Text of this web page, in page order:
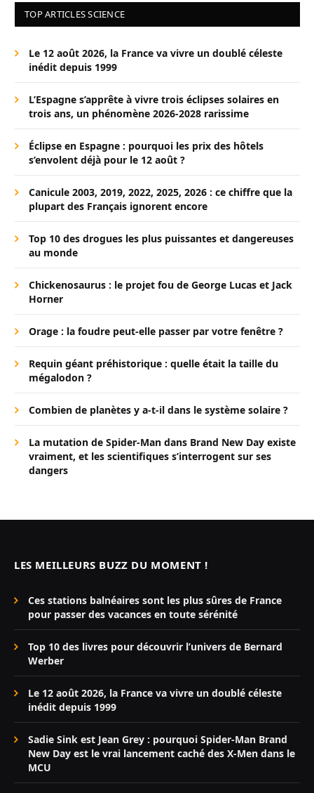
TOP ARTICLES SCIENCE
Le 12 août 2026, la France va vivre un doublé céleste
inédit depuis 1999
L’Espagne s’apprête à vivre trois éclipses solaires en
trois ans, un phénomène 2026-2028 rarissime
Éclipse en Espagne : pourquoi les prix des hôtels
s’envolent déjà pour le 12 août ?
Canicule 2003, 2019, 2022, 2025, 2026 : ce chiffre que la
plupart des Français ignorent encore
Top 10 des drogues les plus puissantes et dangereuses
au monde
Chickenosaurus : le projet fou de George Lucas et Jack
Horner
Orage : la foudre peut-elle passer par votre fenêtre ?
Requin géant préhistorique : quelle était la taille du
mégalodon ?
Combien de planètes y a-t-il dans le système solaire ?
La mutation de Spider-Man dans Brand New Day existe
vraiment, et les scientifiques s’interrogent sur ses
dangers
LES MEILLEURS BUZZ DU MOMENT !
Ces stations balnéaires sont les plus sûres de France
pour passer des vacances en toute sérénité
Top 10 des livres pour découvrir l’univers de Bernard
Werber
Le 12 août 2026, la France va vivre un doublé céleste
inédit depuis 1999
Sadie Sink est Jean Grey : pourquoi Spider-Man Brand
New Day est le vrai lancement caché des X-Men dans le
MCU